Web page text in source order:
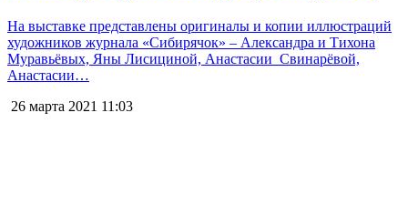
На выставке представлены оригиналы и копии иллюстраций
художников журнала «Сибирячок» – Александра и Тихона
Муравьёвых, Яны Лисициной, Анастасии Свинарёвой,
Анастасии…
26 марта 2021 11:03